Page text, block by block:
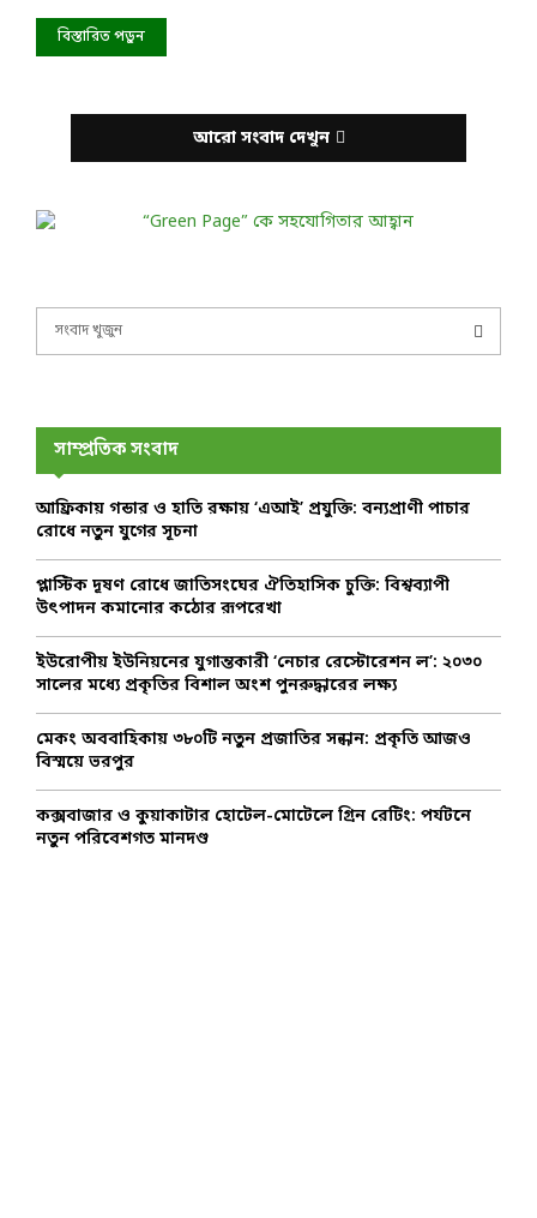
বিস্তারিত পড়ুন
আরো সংবাদ দেখুন
f
r
E
A
সাম্প্রতিক সংবাদ
আফ্রিকায় গন্ডার ও হাতি রক্ষায় ‘এআই’ প্রযুক্তি: বন্যপ্রাণী পাচার
রোধে নতুন যুগের সূচনা
প্লাস্টিক দূষণ রোধে জাতিসংঘের ঐতিহাসিক চুক্তি: বিশ্বব্যাপী
উৎপাদন কমানোর কঠোর রূপরেখা
ইউরোপীয় ইউনিয়নের যুগান্তকারী ‘নেচার রেস্টোরেশন ল’: ২০৩০
সালের মধ্যে প্রকৃতির বিশাল অংশ পুনরুদ্ধারের লক্ষ্য
মেকং অববাহিকায় ৩৮০টি নতুন প্রজাতির সন্ধান: প্রকৃতি আজও
বিস্ময়ে ভরপুর
কক্সবাজার ও কুয়াকাটার হোটেল-মোটেলে গ্রিন রেটিং: পর্যটনে
নতুন পরিবেশগত মানদণ্ড